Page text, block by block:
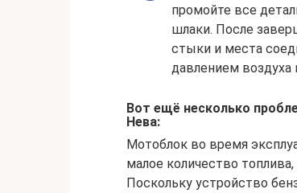
промойте все
шлаки. После
стыки и места
давлением воздуха
Вот ещё несколько
Нева:
Мотоблок во время
малое количество
Поскольку устройство